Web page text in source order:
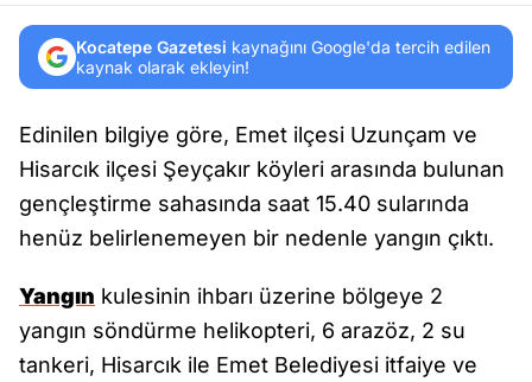
Kocatepe Gazetesi kaynağını Google'da tercih edilen
kaynak olarak ekleyin!
Edinilen bilgiye göre, Emet ilçesi Uzunçam ve
Hisarcık ilçesi Şeyçakır köyleri arasında bulunan
gençleştirme sahasında saat 15.40 sularında
henüz belirlenemeyen bir nedenle yangın çıktı.
Yangın kulesinin ihbarı üzerine bölgeye 2
yangın söndürme helikopteri, 6 arazöz, 2 su
tankeri, Hisarcık ile Emet Belediyesi itfaiye ve